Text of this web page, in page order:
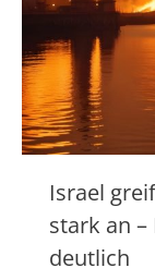
Israel
stark an
deutlich